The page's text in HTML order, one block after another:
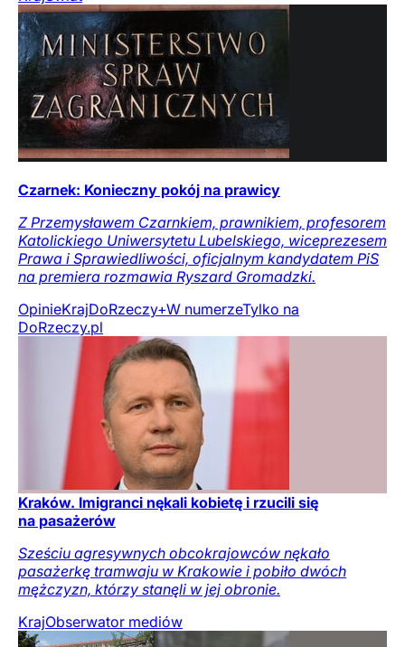
Czarnek: Konieczny pokój na prawicy
Z Przemysławem Czarnkiem, prawnikiem, profesorem
Katolickiego Uniwersytetu Lubelskiego, wiceprezesem
Prawa i Sprawiedliwości, oficjalnym kandydatem PiS
na premiera rozmawia Ryszard Gromadzki.
OpinieKrajDoRzeczy+W numerzeTylko na
DoRzeczy.pl
Kraków. Imigranci nękali kobietę i rzucili się
na pasażerów
Sześciu agresywnych obcokrajowców nękało
pasażerkę tramwaju w Krakowie i pobiło dwóch
mężczyzn, którzy stanęli w jej obronie.
KrajObserwator mediów